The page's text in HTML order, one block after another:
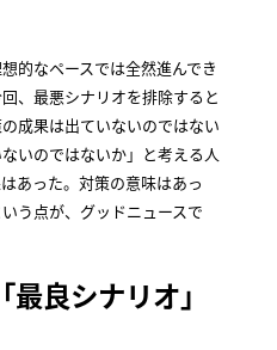
的なペースでは全然進んでき
、最悪シナリオを排除すると
成果は出ていないのではない
いのではないか」と考える人
あった。対策の意味はあっ
う点が、グッドニュースで
良シナリオ」